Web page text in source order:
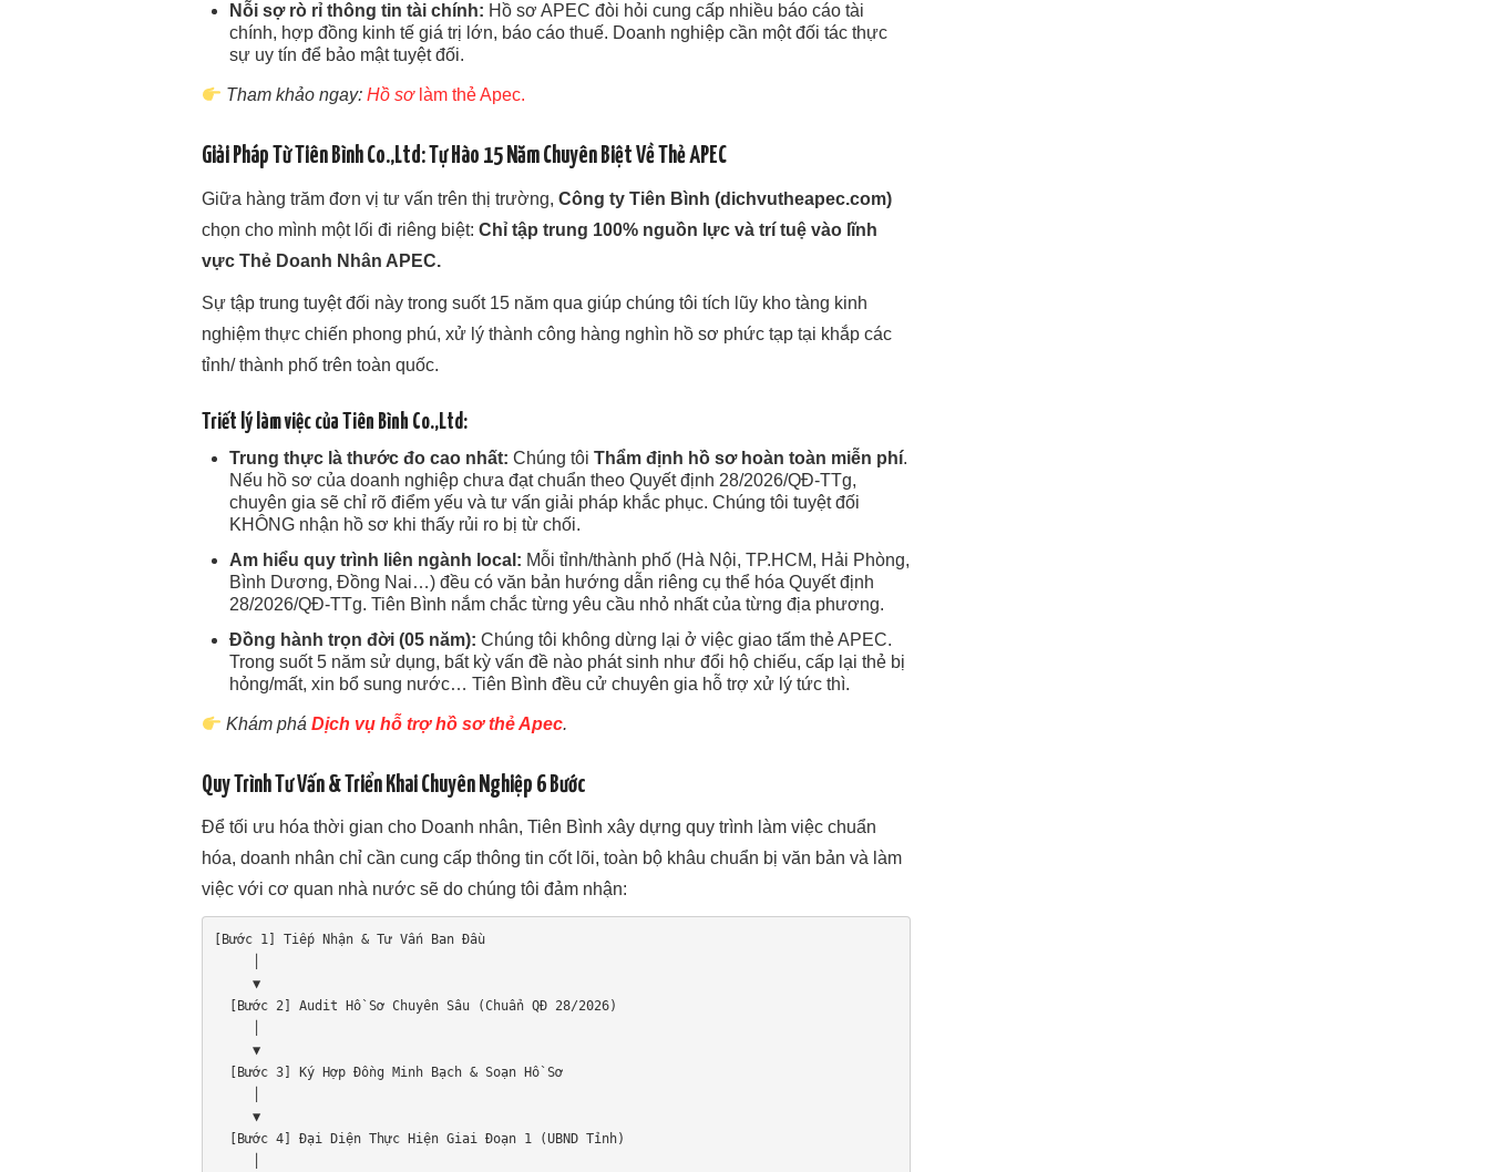
Nỗi sợ rò rỉ thông tin tài chính: Hồ sơ APEC đòi hỏi cung cấp nhiều báo cáo tài
chính, hợp đồng kinh tế giá trị lớn, báo cáo thuế. Doanh nghiệp cần một đối tác thực
sự uy tín để bảo mật tuyệt đối.
Tham khảo ngay:Hồ sơ làm thẻ Apec.
Giải Pháp Từ Tiên Bình Co.,Ltd: Tự Hào 15 Năm Chuyên Biệt Về Thẻ APEC
Giữa hàng trăm đơn vị tư vấn trên thị trường, Công ty Tiên Bình (dichvutheapec.com)
chọn cho mình một lối đi riêng biệt: Chỉ tập trung 100% nguồn lực và trí tuệ vào lĩnh
vực Thẻ Doanh Nhân APEC.
Sự tập trung tuyệt đối này trong suốt 15 năm qua giúp chúng tôi tích lũy kho tàng kinh
nghiệm thực chiến phong phú, xử lý thành công hàng nghìn hồ sơ phức tạp tại khắp các
tỉnh/ thành phố trên toàn quốc.
Triết lý làm việc của Tiên Bình Co.,Ltd:
Trung thực là thước đo cao nhất: Chúng tôi Thẩm định hồ sơ hoàn toàn miễn phí.
Nếu hồ sơ của doanh nghiệp chưa đạt chuẩn theo Quyết định 28/2026/QĐ-TTg,
chuyên gia sẽ chỉ rõ điểm yếu và tư vấn giải pháp khắc phục. Chúng tôi tuyệt đối
KHÔNG nhận hồ sơ khi thấy rủi ro bị từ chối.
Am hiểu quy trình liên ngành local: Mỗi tỉnh/thành phố (Hà Nội, TP.HCM, Hải Phòng,
Bình Dương, Đồng Nai…) đều có văn bản hướng dẫn riêng cụ thể hóa Quyết định
28/2026/QĐ-TTg. Tiên Bình nắm chắc từng yêu cầu nhỏ nhất của từng địa phương.
Đồng hành trọn đời (05 năm): Chúng tôi không dừng lại ở việc giao tấm thẻ APEC.
Trong suốt 5 năm sử dụng, bất kỳ vấn đề nào phát sinh như đổi hộ chiếu, cấp lại thẻ bị
hỏng/mất, xin bổ sung nước… Tiên Bình đều cử chuyên gia hỗ trợ xử lý tức thì.
Khám pháDịch vụ hỗ trợ hồ sơ thẻ Apec.
Quy Trình Tư Vấn & Triển Khai Chuyên Nghiệp 6 Bước
Để tối ưu hóa thời gian cho Doanh nhân, Tiên Bình xây dựng quy trình làm việc chuẩn
hóa, doanh nhân chỉ cần cung cấp thông tin cốt lõi, toàn bộ khâu chuẩn bị văn bản và làm
việc với cơ quan nhà nước sẽ do chúng tôi đảm nhận:
[Bước 1] Tiếp Nhận & Tư Vấn Ban Đầu